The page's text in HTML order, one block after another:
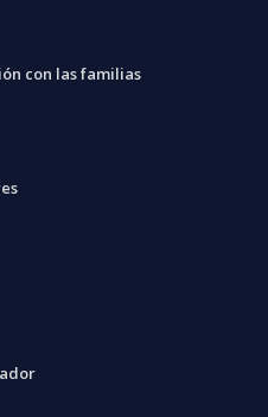
con las familias